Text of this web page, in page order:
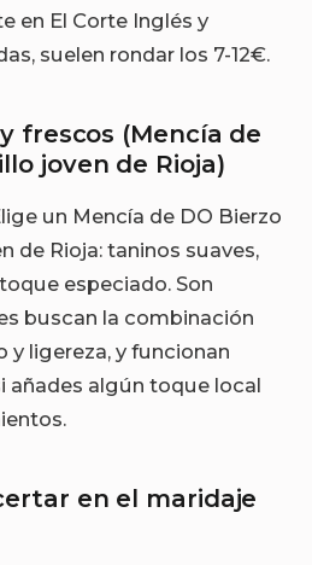
en El Corte Inglés y
suelen rondar los 7-12€.
frescos (Mencía de
joven de Rioja)
un Mencía de DO Bierzo
de Rioja: taninos suaves,
especiado. Son
buscan la combinación
ligereza, y funcionan
añades algún toque local
en el maridaje